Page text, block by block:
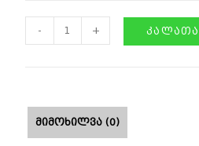
- +
ᲛᲘᲛᲝᲮᲘᲚᲕᲐ (0)